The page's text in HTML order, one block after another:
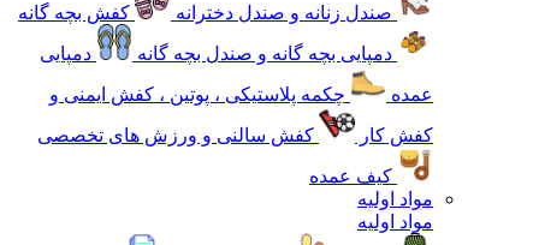
صندل زنانه و صندل دخترانه
کفش بچه گانه
دمپایی بچه گانه و صندل بچه گانه
دمپایی
عمده
چکمه پلاستیکی ، پوتین ، کفش ایمنی و
کفش کار
کفش سالنی و ورزش های تخصصی
کیف عمده
مواد اولیه
مواد اولیه